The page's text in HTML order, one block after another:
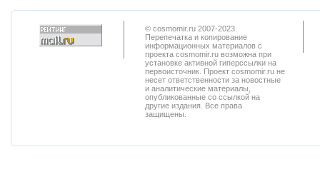
© cosmomir.ru 2007-2023.
Перепечатка и копирование
информационных материалов с
проекта cosmomir.ru возможна при
установке активной гиперссылки на
первоисточник. Проект cosmomir.ru не
несет ответственности за новостные
и аналитические материалы,
опубликованные со ссылкой на
другие издания. Все права
защищены.